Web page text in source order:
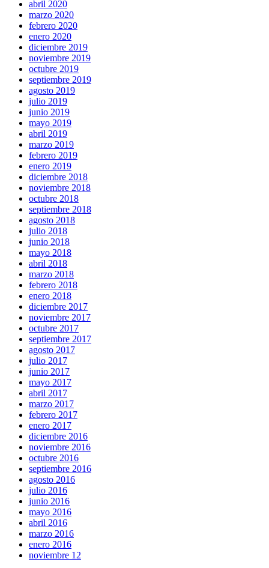
abril 2020
marzo 2020
febrero 2020
enero 2020
diciembre 2019
noviembre 2019
octubre 2019
septiembre 2019
agosto 2019
julio 2019
junio 2019
mayo 2019
abril 2019
marzo 2019
febrero 2019
enero 2019
diciembre 2018
noviembre 2018
octubre 2018
septiembre 2018
agosto 2018
julio 2018
junio 2018
mayo 2018
abril 2018
marzo 2018
febrero 2018
enero 2018
diciembre 2017
noviembre 2017
octubre 2017
septiembre 2017
agosto 2017
julio 2017
junio 2017
mayo 2017
abril 2017
marzo 2017
febrero 2017
enero 2017
diciembre 2016
noviembre 2016
octubre 2016
septiembre 2016
agosto 2016
julio 2016
junio 2016
mayo 2016
abril 2016
marzo 2016
enero 2016
noviembre 12